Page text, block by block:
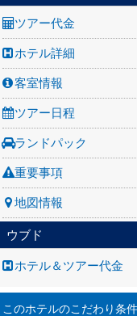
ツアー代金
ホテル詳細
客室情報
ツアー日程
ランドパック
重要事項
地図情報
ウブド
ホテル＆ツアー代金
このホテルのこだわり条件